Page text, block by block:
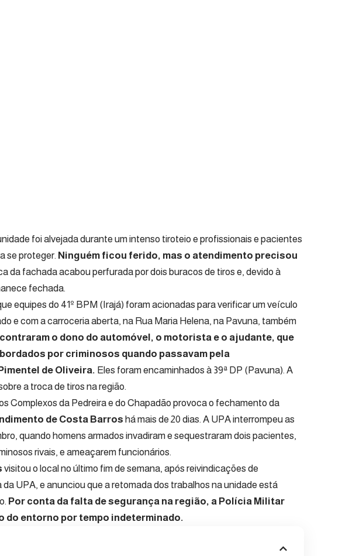
foi alvejada durante um intenso tiroteio e profissionais e pacientes
se proteger. Ninguém ficou ferido, mas o atendimento precisou
da fachada acabou perfurada por dois buracos de tiros e, devido à
fechada.
equipes do 41º BPM (Irajá) foram acionadas para verificar um veículo
e com a carroceria aberta, na Rua Maria Helena, na Pavuna, também
o dono do automóvel, o motorista e o ajudante, que
por criminosos quando passavam pela
de Oliveira. Eles foram encaminhados à 39ª DP (Pavuna). A
a troca de tiros na região.
Complexos da Pedreira e do Chapadão provoca o fechamento da
de Costa Barros há mais de 20 dias. A UPA interrompeu as
quando homens armados invadiram e sequestraram dois pacientes,
rivais, e ameaçarem funcionários.
visitou o local no último fim de semana, após reivindicações de
UPA, e anunciou que a retomada dos trabalhos na unidade está
Por conta da falta de segurança na região, a Polícia Militar
do entorno por tempo indeterminado.